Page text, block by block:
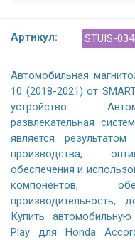
Артикул: STUIS-
Автомобильная
10 (2018-2021) от
устройство.
развлекательная
является результатом
производства,
обеспечения и
компонентов,
производительность,
Купить
Play для Honda